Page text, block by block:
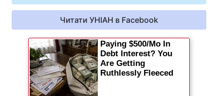
Читати УНІАН в Facebook